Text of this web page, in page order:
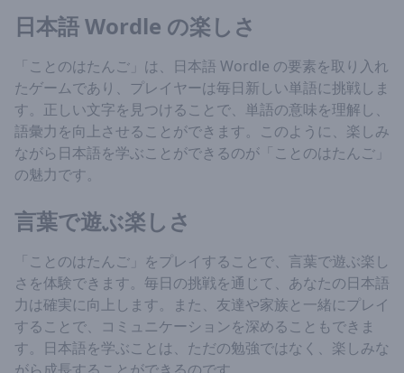
日本語 Wordle の楽しさ
「ことのはたんご」は、日本語 Wordle の要素を取り入れ
たゲームであり、プレイヤーは毎日新しい単語に挑戦しま
す。正しい文字を見つけることで、単語の意味を理解し、
語彙力を向上させることができます。このように、楽しみ
ながら日本語を学ぶことができるのが「ことのはたんご」
の魅力です。
言葉で遊ぶ楽しさ
「ことのはたんご」をプレイすることで、言葉で遊ぶ楽し
さを体験できます。毎日の挑戦を通じて、あなたの日本語
力は確実に向上します。また、友達や家族と一緒にプレイ
することで、コミュニケーションを深めることもできま
す。日本語を学ぶことは、ただの勉強ではなく、楽しみな